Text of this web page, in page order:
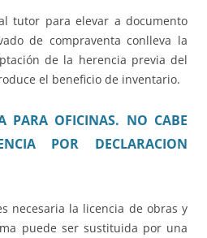
tutor para elevar a documento
de compraventa conlleva la
de la herencia previa del
el beneficio de inventario.
PARA OFICINAS. NO CABE
POR DECLARACION
necesaria la licencia de obras y
puede ser sustituida por una